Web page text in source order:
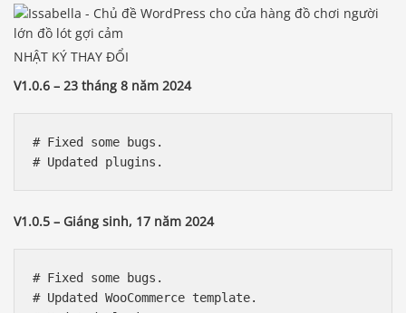
NHẬT KÝ THAY ĐỔI
V1.0.6 – 23 tháng 8 năm 2024
# Fixed some bugs.
V1.0.5 – Giáng sinh, 17 năm 2024
# Fixed some bugs.
# Updated WooCommerce template.